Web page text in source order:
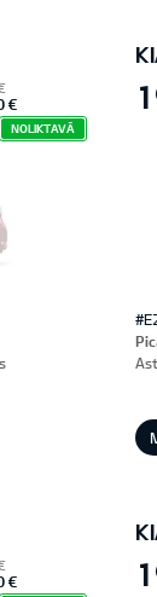
€
NOLIKTAVĀ
€